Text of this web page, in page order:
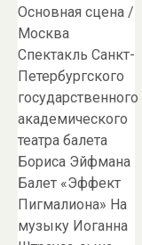
Основная сцена /
Москва
Спектакль Санкт-
Петербургского
государственного
академического
театра балета
Бориса Эйфмана
Балет «Эффект
Пигмалиона» На
музыку Иоганна